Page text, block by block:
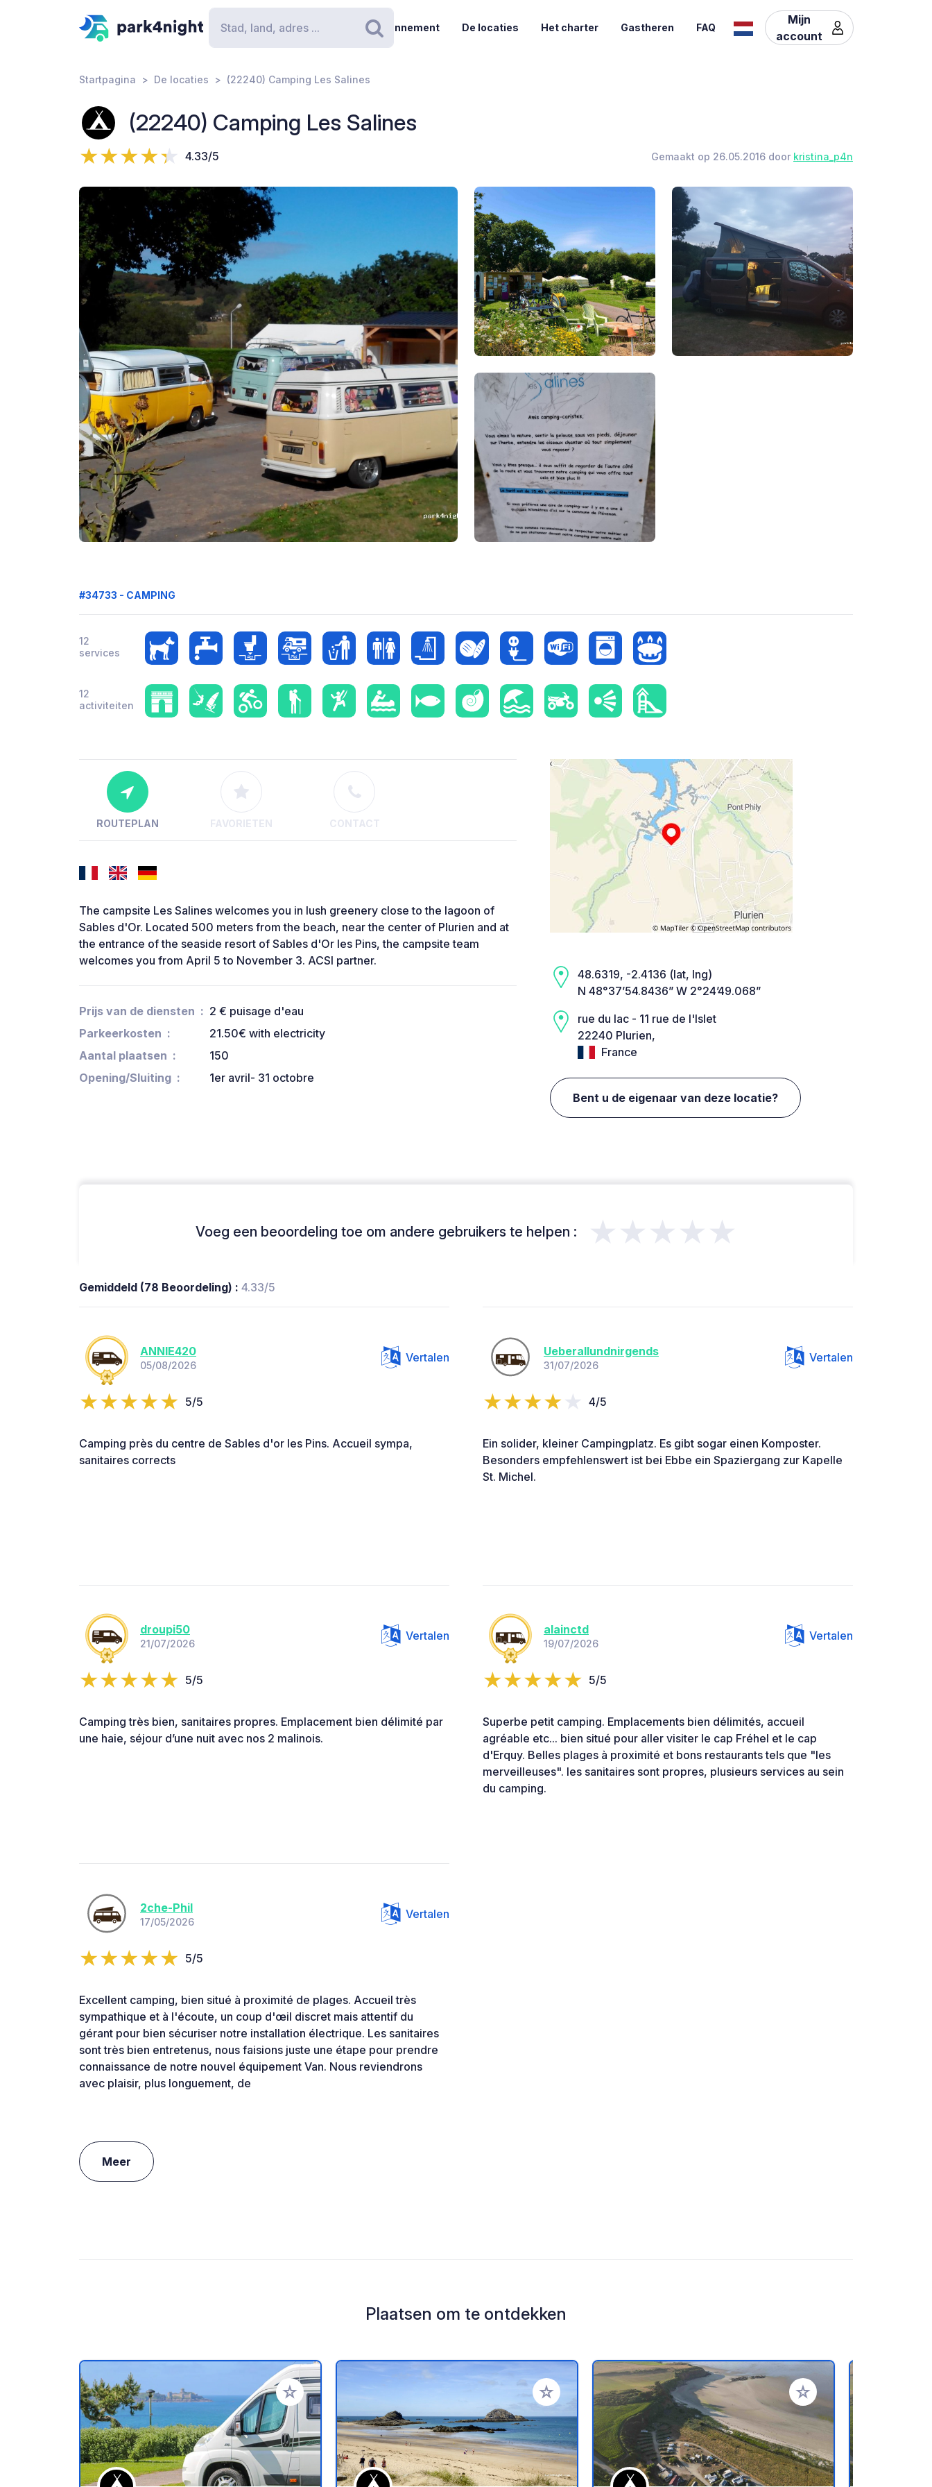
Zoeken
Abonnement De locaties Het charter Gastheren FAQ
Mijn
account
Startpagina De locaties (22240) Camping Les Salines
(22240) Camping Les Salines
4.33/5 Gemaakt op 26.05.2016 door kristina_p4n
#34733 - CAMPING
12
services
12
activiteiten
ROUTEPLAN FAVORIETEN CONTACT
The campsite Les Salines welcomes you in lush greenery close to the lagoon of
Sables d'Or. Located 500 meters from the beach, near the center of Plurien and at
the entrance of the seaside resort of Sables d'Or les Pins, the campsite team
welcomes you from April 5 to November 3. ACSI partner.
Prijs van de diensten
2 € puisage d'eau
Parkeerkosten
21.50€ with electricity
Aantal plaatsen
150
Opening/Sluiting
1er avril- 31 octobre
48.6319, -2.4136 (lat, lng)
N 48°37’54.8436” W 2°24’49.068”
rue du lac - 11 rue de l'Islet
22240 Plurien,
France
Bent u de eigenaar van deze locatie?
Voeg een beoordeling toe om andere gebruikers te helpen : ★★★★★
Gemiddeld (78 Beoordeling) : 4.33/5
ANNIE420
05/08/2026
Vertalen
5/5
Camping près du centre de Sables d'or les Pins. Accueil sympa,
sanitaires corrects
Ueberallundnirgends
31/07/2026
Vertalen
4/5
Ein solider, kleiner Campingplatz. Es gibt sogar einen Komposter.
Besonders empfehlenswert ist bei Ebbe ein Spaziergang zur Kapelle
St. Michel.
droupi50
21/07/2026
Vertalen
5/5
Camping très bien, sanitaires propres. Emplacement bien délimité par
une haie, séjour d’une nuit avec nos 2 malinois.
alainctd
19/07/2026
Vertalen
5/5
Superbe petit camping. Emplacements bien délimités, accueil
agréable etc... bien situé pour aller visiter le cap Fréhel et le cap
d'Erquy. Belles plages à proximité et bons restaurants tels que "les
merveilleuses". les sanitaires sont propres, plusieurs services au sein
du camping.
2che-Phil
17/05/2026
Vertalen
5/5
Excellent camping, bien situé à proximité de plages. Accueil très
sympathique et à l'écoute, un coup d'œil discret mais attentif du
gérant pour bien sécuriser notre installation électrique. Les sanitaires
sont très bien entretenus, nous faisions juste une étape pour prendre
connaissance de notre nouvel équipement Van. Nous reviendrons
avec plaisir, plus longuement, de
Meer
Plaatsen om te ontdekken
Voeg toe aan je favorieten Voeg toe aan je favorieten Voeg toe aan je favorieten